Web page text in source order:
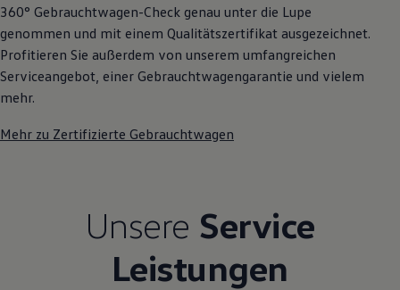
360° Gebrauchtwagen-Check genau unter die Lupe
genommen und mit einem Qualitätszertifikat ausgezeichnet.
Profitieren Sie außerdem von unserem umfangreichen
Serviceangebot, einer Gebrauchtwagengarantie und vielem
mehr.
Mehr zu Zertifizierte Gebrauchtwagen
Unsere Service
Leistungen